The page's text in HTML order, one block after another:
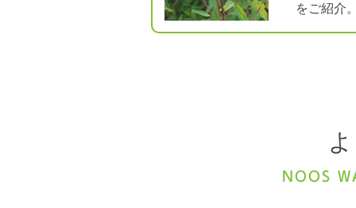
をご紹介
NOOS